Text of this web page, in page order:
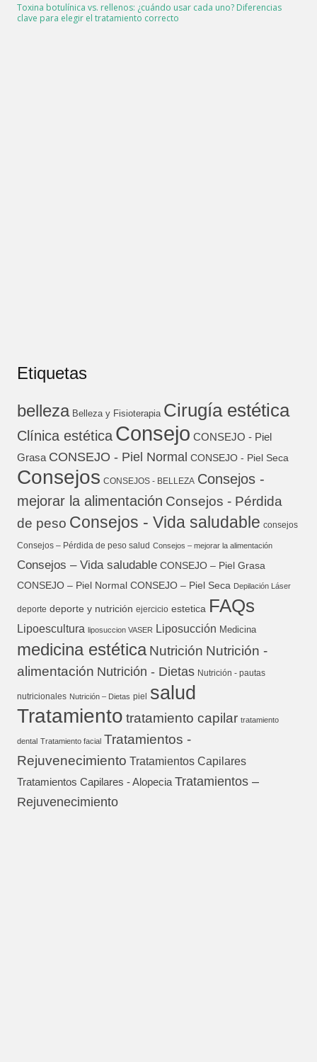
Toxina botulínica vs. rellenos: ¿cuándo usar cada uno? Diferencias
clave para elegir el tratamiento correcto
Etiquetas
belleza Belleza y Fisioterapia Cirugía estética
Clínica estética Consejo CONSEJO - Piel
Grasa CONSEJO - Piel Normal CONSEJO - Piel Seca
Consejos CONSEJOS - BELLEZA Consejos -
mejorar la alimentación Consejos - Pérdida
de peso Consejos - Vida saludable consejos
Consejos – Pérdida de peso salud Consejos – mejorar la alimentación
Consejos – Vida saludable CONSEJO – Piel Grasa
CONSEJO – Piel Normal CONSEJO – Piel Seca Depilación Láser
deporte deporte y nutrición ejercicio estetica FAQs
Lipoescultura liposuccion VASER Liposucción Medicina
medicina estética Nutrición Nutrición -
alimentación Nutrición - Dietas Nutrición - pautas
nutricionales Nutrición – Dietas piel salud
Tratamiento tratamiento capilar tratamiento
dental Tratamiento facial Tratamientos -
Rejuvenecimiento Tratamientos Capilares
Tratamientos Capilares - Alopecia Tratamientos –
Rejuvenecimiento